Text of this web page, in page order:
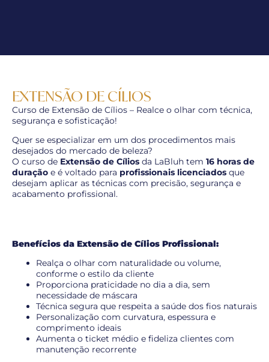
EXTENSÃO DE CÍLIOS
Curso de Extensão de Cílios – Realce o olhar com técnica,
segurança e sofisticação!
Quer se especializar em um dos procedimentos mais
desejados do mercado de beleza?
O curso de Extensão de Cílios da LaBluh tem 16 horas de
duração e é voltado para profissionais licenciados que
desejam aplicar as técnicas com precisão, segurança e
acabamento profissional.
Benefícios da Extensão de Cílios Profissional:
Realça o olhar com naturalidade ou volume,
conforme o estilo da cliente
Proporciona praticidade no dia a dia, sem
necessidade de máscara
Técnica segura que respeita a saúde dos fios naturais
Personalização com curvatura, espessura e
comprimento ideais
Aumenta o ticket médio e fideliza clientes com
manutenção recorrente